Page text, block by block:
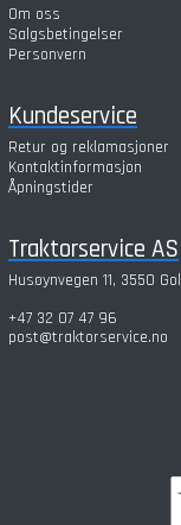
Om oss
Salgsbetingelser
Personvern
Kundeservice
Retur og reklamasjoner
Kontaktinformasjon
Åpningstider
Traktorservice AS
Husøynvegen 11, 3550 Gol
+47 32 07 47 96
post@traktorservice.no